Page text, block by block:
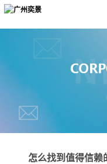
怎么找到值得信赖